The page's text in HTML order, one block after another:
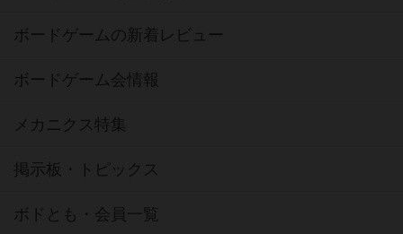
ボードゲームの新着レビュー
ボードゲーム会情報
メカニクス特集
掲示板・トピックス
ボドとも・会員一覧